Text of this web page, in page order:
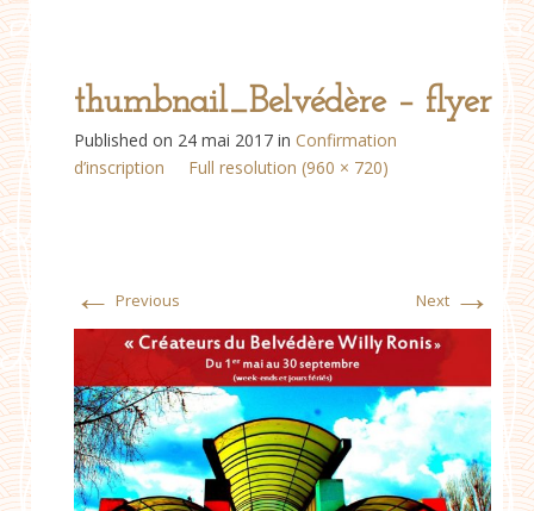
thumbnail_Belvédère – flyer
Published on 24 mai 2017 in Confirmation
d’inscription
Full resolution (960 × 720)
← Previous Next →